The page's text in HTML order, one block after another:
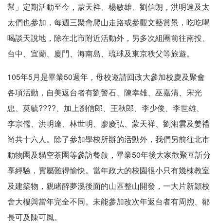
幫」定期活動至今，蒙天祥、楊敏雄、劉信朗，洪明達及太
太們也參加，每週三聚會爬山走路或參觀文藝賞景，吃吃喝
喝談天說地，除在北市附近活動外，另多次組團前往南投、
台中、宜蘭、廈門、海南島、琉球及東京秩父等旅遊。
105年5月是畢業50週年，母校邀請回政大參加校慶及聚會
各項活動，自美返台者有劉警石、陳幸雄、巫嘉清、宋光
忠、莫毓????、加上劉信郎、王秋郎、李少俊、李世雄、
李宗儒、洪明達、林世明、廖慶弘、蒙天祥、劉湘雲及姜禮
尚共十六人。除了參加學校所辦的活動外，我們另前往北市
動物園及貓空茶園等參訪餐敍，畢業50年後大家歡聚互訢分
享經驗，實屬難得愉快。當年政大的校園很小只有幾棟教室
及建築物，親睹醉夢溪後面的山區整山開發，一大片新頴校
舍大樓與當年完全不同。未能參加改次年返台者有周煦、鄒
長可及陳可風。